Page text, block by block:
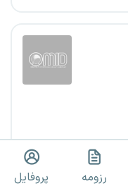
رزومه پروفایل